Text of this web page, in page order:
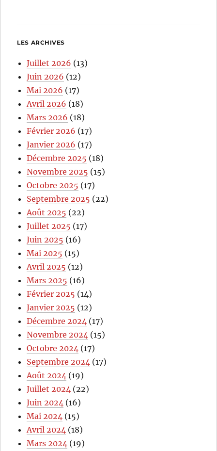
LES ARCHIVES
Juillet 2026 (13)
Juin 2026 (12)
Mai 2026 (17)
Avril 2026 (18)
Mars 2026 (18)
Février 2026 (17)
Janvier 2026 (17)
Décembre 2025 (18)
Novembre 2025 (15)
Octobre 2025 (17)
Septembre 2025 (22)
Août 2025 (22)
Juillet 2025 (17)
Juin 2025 (16)
Mai 2025 (15)
Avril 2025 (12)
Mars 2025 (16)
Février 2025 (14)
Janvier 2025 (12)
Décembre 2024 (17)
Novembre 2024 (15)
Octobre 2024 (17)
Septembre 2024 (17)
Août 2024 (19)
Juillet 2024 (22)
Juin 2024 (16)
Mai 2024 (15)
Avril 2024 (18)
Mars 2024 (19)